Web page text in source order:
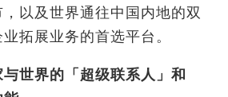
以及世界通往中国内地的双
拓展业务的首选平台。
世界的「超级联系人」和